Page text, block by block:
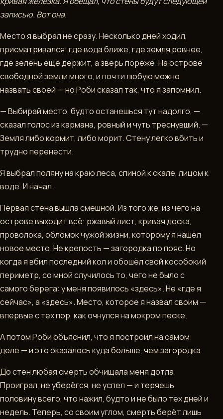
ЛЕТОПИСЬ
МИРА
МЕСТНОСТЬ
СЫРЬЕ
ИГРАТЬ
В
TELEGRAM
записью. Вот она.
Место я выбрал не сразу. Несколько дней ходил,
присматривался: где вода ближе, где земля ровнее,
где зелень ещё держит, а зверь пореже. На острове
свободной земли много, и почти любую можно
назвать своей — но Роби сказал так, что я запомнил.
— Выбирай место, будто останешься тут надолго, —
сказал голос из кармана, ровный и чуть треснувший. —
Земля либо кормит, либо морит. Стену легко вбить и
трудно перенести.
Я выбрал поляну на краю леса, спиной к скале, лицом к
воде. И начал.
Первая стена вышла смешной. Из того же, из чего на
острове выходит всё: ржавый лист, кривая доска,
проволока, обломок чужой жизни, которому я нашёл
новое место. Не крепость — загородка по пояс. Но
когда я вбил последний кол и обошёл свой кособокий
периметр, со мной случилось то, чего не было с
самого берега: у меня появилось «здесь». Не «где я
сейчас», а «здесь». Место, которое я назвал своим —
впервые с тех пор, как очнулся на мокром песке.
А потом Роби объяснил, что я построил на самом
деле — и это оказалось куда больше, чем загородка.
До стен любая смерть обчищала меня дотла.
Проиграл, не уберёгся, не успел — и теряешь
половину всего, что нажил, будто и не было тех дней и
недель. Теперь, со своим углом, смерть берёт лишь